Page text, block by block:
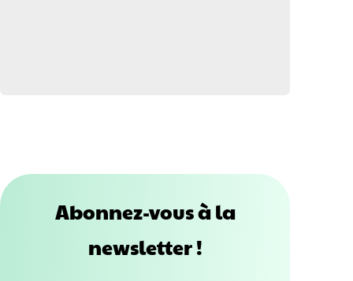
Abonnez-vous à la
newsletter !